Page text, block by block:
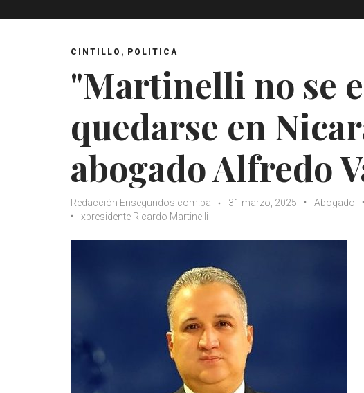
CINTILLO , POLITICA
"Martinelli no se
quedarse en
abogado Alfredo
Redacción Ensegundos.com.pa 31 marzo, 2025 Abogado
xpresidente Ricardo Martinelli